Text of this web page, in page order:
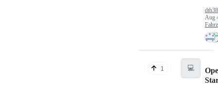
Aug
1 💻